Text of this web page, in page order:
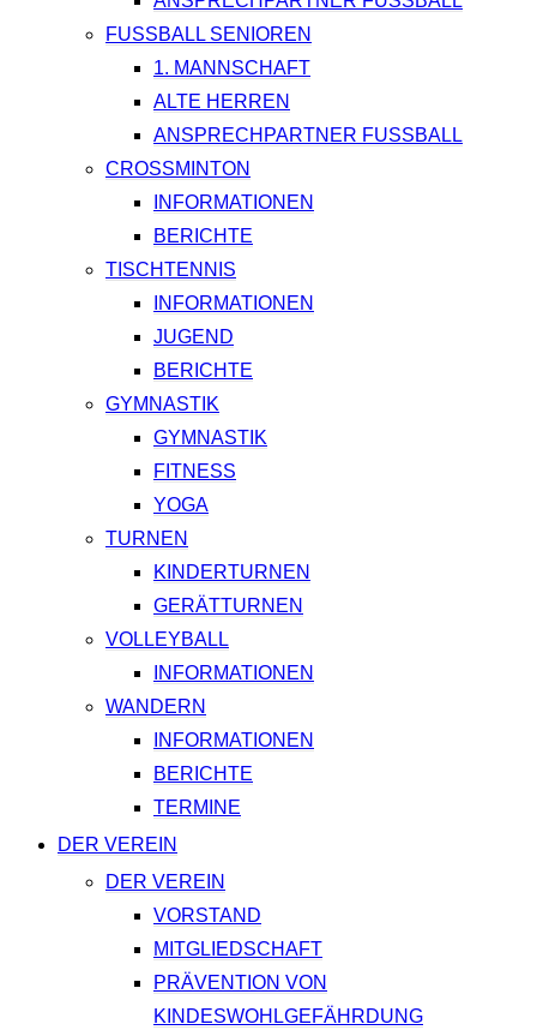
FUSSBALL SENIOREN
1. MANNSCHAFT
ALTE HERREN
ANSPRECHPARTNER FUSSBALL
CROSSMINTON
INFORMATIONEN
BERICHTE
TISCHTENNIS
INFORMATIONEN
JUGEND
BERICHTE
GYMNASTIK
GYMNASTIK
FITNESS
YOGA
TURNEN
KINDERTURNEN
GERÄTTURNEN
VOLLEYBALL
INFORMATIONEN
WANDERN
INFORMATIONEN
BERICHTE
TERMINE
DER VEREIN
DER VEREIN
VORSTAND
MITGLIEDSCHAFT
PRÄVENTION VON
KINDESWOHLGEFÄHRDUNG